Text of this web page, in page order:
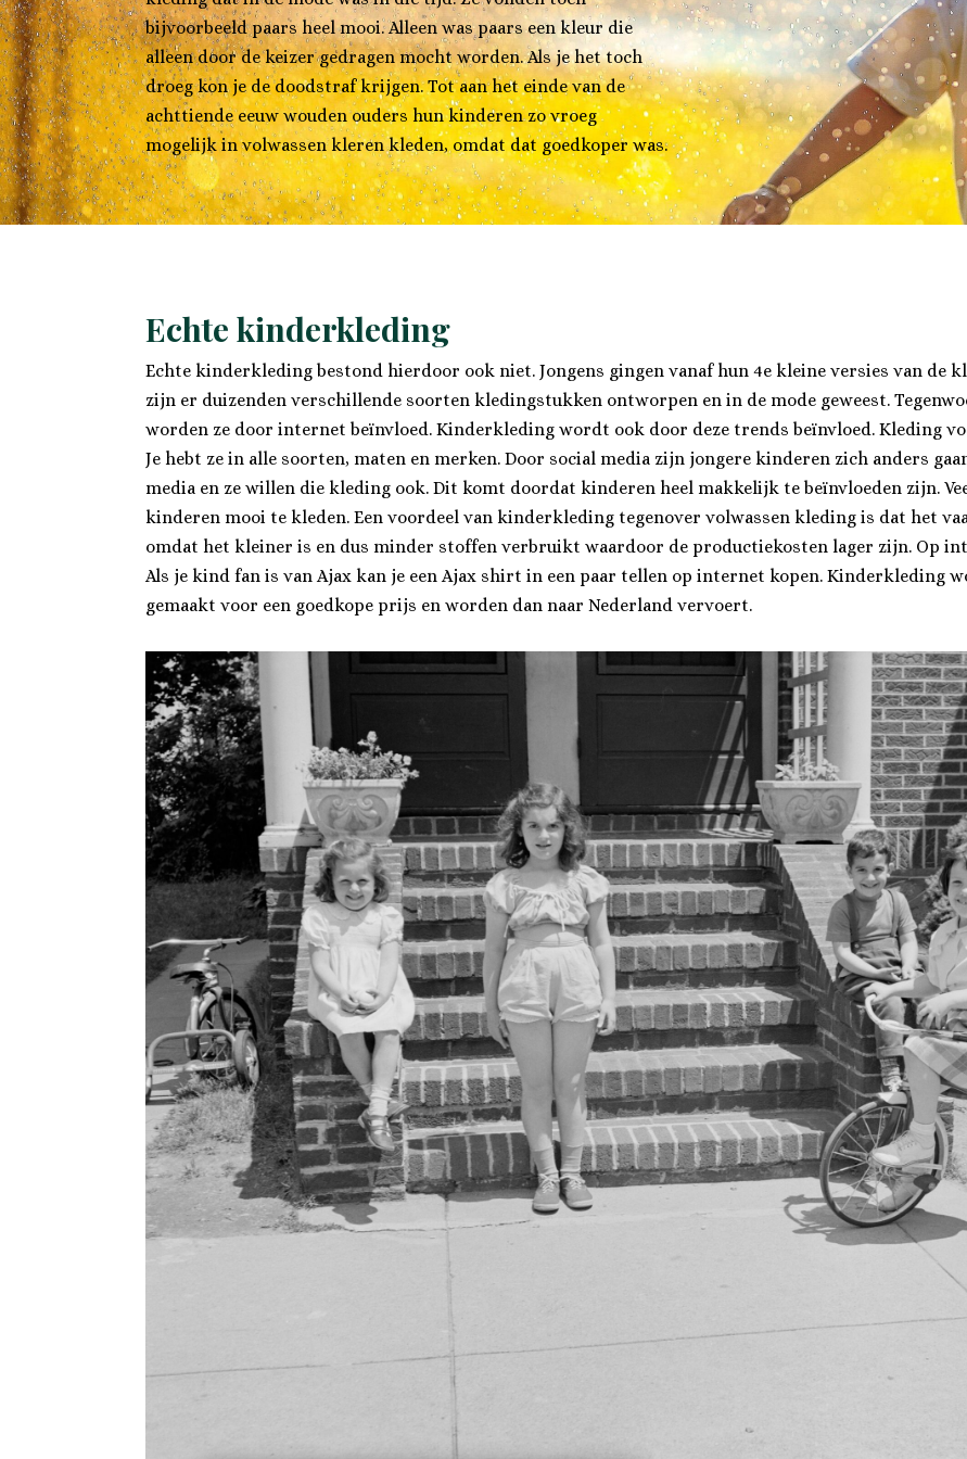
bijvoorbeeld paars heel mooi. Alleen was paars een kleur die
alleen door de keizer gedragen mocht worden. Als je het toch
droeg kon je de doodstraf krijgen. Tot aan het einde van de
achttiende eeuw wouden ouders hun kinderen zo vroeg
mogelijk in volwassen kleren kleden, omdat dat goedkoper was.
Echte kinderkleding
Echte kinderkleding bestond hierdoor ook niet. Jongens gingen vanaf hun 4e kleine versies van de
zijn er duizenden verschillende soorten kledingstukken ontworpen en in de mode geweest.
worden ze door internet beïnvloed. Kinderkleding wordt ook door deze trends beïnvloed. Kleding
Je hebt ze in alle soorten, maten en merken. Door social media zijn jongere kinderen zich anders
media en ze willen die kleding ook. Dit komt doordat kinderen heel makkelijk te beïnvloeden zijn.
kinderen mooi te kleden. Een voordeel van kinderkleding tegenover volwassen kleding is dat het
omdat het kleiner is en dus minder stoffen verbruikt waardoor de productiekosten lager zijn. Op
Als je kind fan is van Ajax kan je een Ajax shirt in een paar tellen op internet kopen. Kinderkleding
gemaakt voor een goedkope prijs en worden dan naar Nederland vervoert.